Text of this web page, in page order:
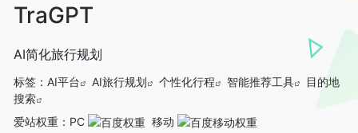
TraGPT
AI简化旅行规划
标签： AI平台 AI旅行规划 个性化行程 智能推荐工具
目的地
搜索
爱站权重： PC 移动